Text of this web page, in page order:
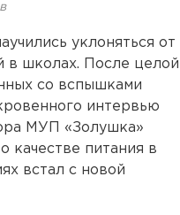
уклоняться от
в школах. После целой
со вспышками
интервью
МУП «Золушка»
качестве питания в
встал с новой